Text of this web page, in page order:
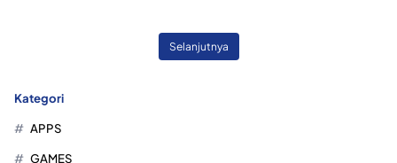
Selanjutnya
Kategori
APPS
GAMES